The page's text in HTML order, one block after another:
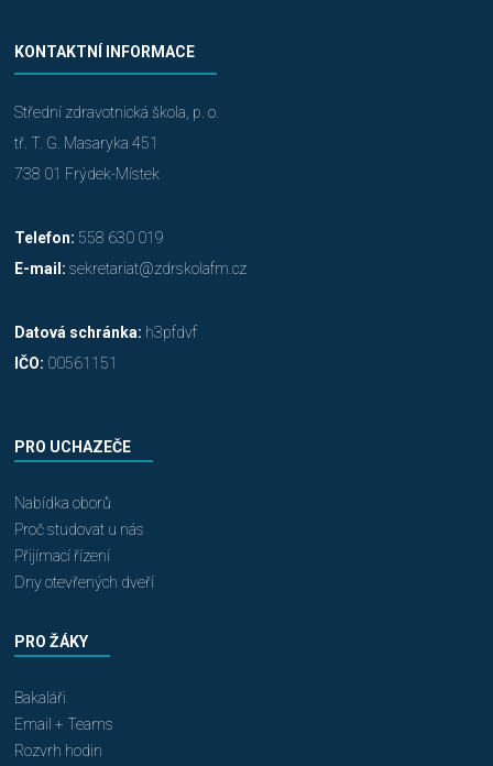
KONTAKTNÍ INFORMACE
Střední zdravotnická škola, p. o.
tř. T. G. Masaryka 451
738 01 Frýdek-Místek
Telefon: 558 630 019
E-mail: sekretariat@zdrskolafm.cz
Datová schránka: h3pfdvf
IČO: 00561151
PRO UCHAZEČE
Nabídka oborů
Proč studovat u nás
Přijímací řízení
Dny otevřených dveří
PRO ŽÁKY
Bakaláři
Email + Teams
Rozvrh hodin